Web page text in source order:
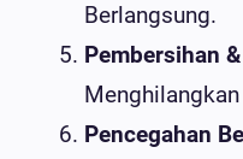
Berlangsung.
Pembersihan
Pencegahan